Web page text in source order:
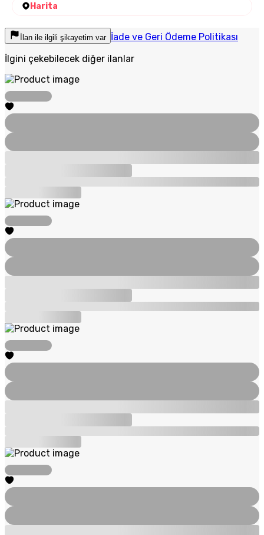
Harita
İlan ile ilgili şikayetim var İade ve Geri Ödeme Politikası
İlgini çekebilecek diğer ilanlar